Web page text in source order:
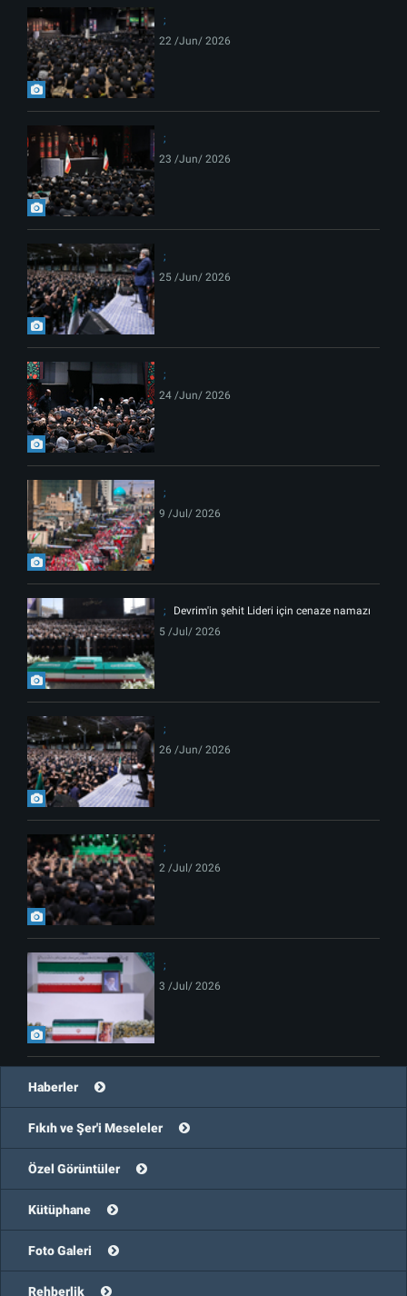
22 /Jun/ 2026
23 /Jun/ 2026
25 /Jun/ 2026
24 /Jun/ 2026
9 /Jul/ 2026
Devrim'in şehit Lideri için cenaze namazı
5 /Jul/ 2026
26 /Jun/ 2026
2 /Jul/ 2026
3 /Jul/ 2026
Haberler
Fıkıh ve Şer'i Meseleler
Özel Görüntüler
Kütüphane
Foto Galeri
Rehberlik